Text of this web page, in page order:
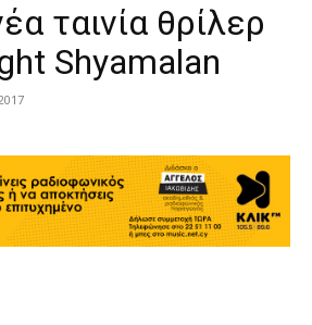
ταινία θρίλερ
Shyamalan